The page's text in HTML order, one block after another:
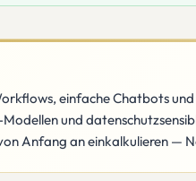
einfache Chatbots
und
Anfang an einkalkulieren —